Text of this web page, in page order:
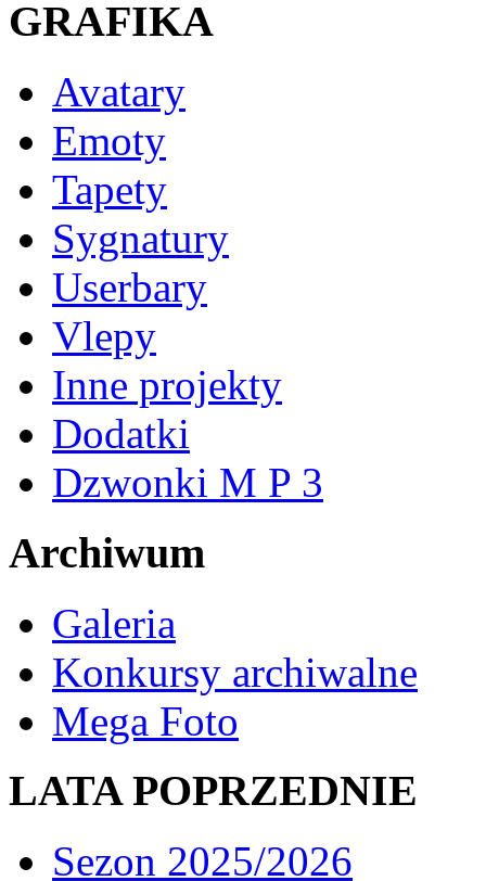
GRAFIKA
Avatary
Emoty
Tapety
Sygnatury
Userbary
Vlepy
Inne projekty
Dodatki
Dzwonki M P 3
Archiwum
Galeria
Konkursy archiwalne
Mega Foto
LATA POPRZEDNIE
Sezon 2025/2026